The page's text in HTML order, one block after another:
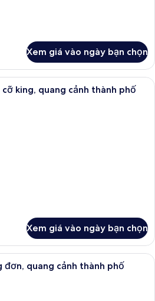
Xem giá vào ngày bạn chọn
Phòng Superior, 1 giường cỡ king,
king, quang cảnh thành phố
Xem giá vào ngày bạn chọn
Minibar, két bảo mật tại phòng, bàn
đơn, quang cảnh thành phố